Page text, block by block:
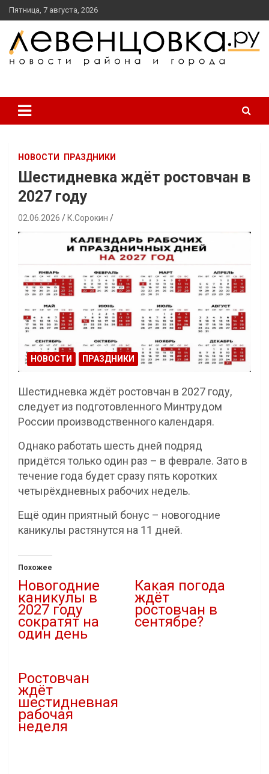
перейти
к
содержанию
Пятница, 7 августа, 2026
НОВОСТИ ПРАЗДНИКИ
Шестидневка ждёт ростовчан в
2027 году
02.06.2026 К.Сорокин
НОВОСТИ ПРАЗДНИКИ
Шестидневка ждёт ростовчан в 2027 году,
следует из подготовленного Минтрудом
России производственного календаря.
Однако работать шесть дней подряд
придётся только один раз – в феврале. Зато в
течение года будет сразу пять коротких
четырёхдневных рабочих недель.
Ещё один приятный бонус – новогодние
каникулы растянутся на 11 дней.
Похожее
Новогодние
каникулы в
2027 году
сократят на
один день
Какая погода
ждёт
ростовчан в
сентябре?
Ростовчан
ждёт
шестидневная
рабочая
неделя